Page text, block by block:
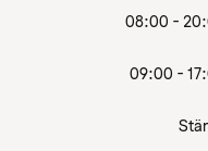
08:00 -
09:00 -